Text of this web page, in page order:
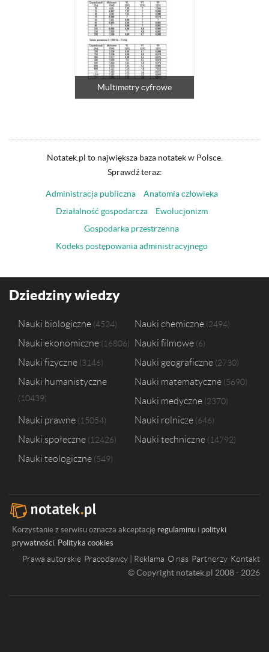
Multimetry cyfrowe
Notatek.pl to największa baza notatek w Polsce.
Sprawdź teraz:
Administracja publiczna
Anatomia człowieka
Działalność gospodarcza
Ewolucjonizm
Gospodarka przestrzenna
Kodeks postępowania administracyjnego
Dziedziny wiedzy
Nauki biologiczne 4524 Nauki chemiczne 2494
Nauki ekonomiczne 16806 Nauki filmowe 6
Nauki fizyczne 3146 Nauki geograficzne 2730
Nauki humanistyczne
10439
Nauki matematyczne 5690
Nauki medyczne 2370
Nauki prawne 15054 Nauki rolnicze 646
Nauki społeczne 12426 Nauki techniczne 14792
Nauki teologiczne 549
Korzystanie z serwisu oznacza akceptację regulaminu i polityki
prywatności. Polityka cookies
Prawa autorskie Pracodawcy | Reklama O nas Partnerzy Kontakt
© Copyright notatek.pl 2008 - 2026